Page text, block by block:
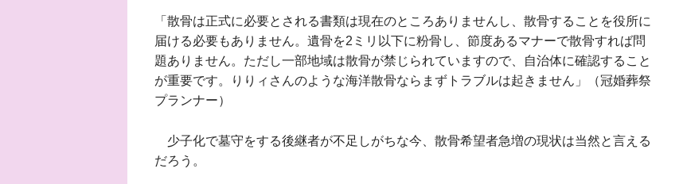
「散骨は正式に必要とされる書類は現在のところありませんし、散骨することを役所に
届ける必要もありません。遺骨を2ミリ以下に粉骨し、節度あるマナーで散骨すれば問
題ありません。ただし一部地域は散骨が禁じられていますので、自治体に確認すること
が重要です。りりィさんのような海洋散骨ならまずトラブルは起きません」（冠婚葬祭
プランナー）
少子化で墓守をする後継者が不足しがちな今、散骨希望者急増の現状は当然と言える
だろう。